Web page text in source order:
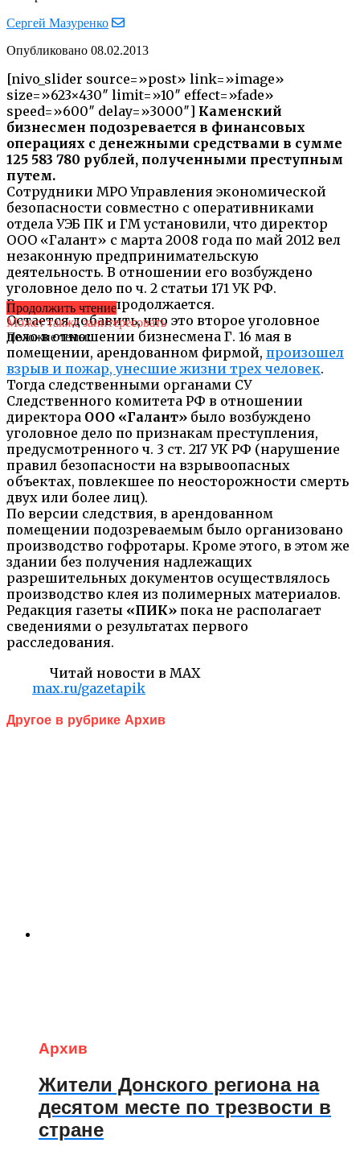
Сергей Мазуренко
Опубликовано 08.02.2013
[nivo_slider source=»post» link=»image»
size=»623×430″ limit=»10″ effect=»fade»
speed=»600″ delay=»3000″] Каменский
бизнесмен подозревается в финансовых
операциях с денежными средствами в сумме
125 583 780 рублей, полученными преступным
путем.
Сотрудники МРО Управления экономической
безопасности совместно с оперативниками
отдела УЭБ ПК и ГМ установили, что директор
ООО «Галант» с марта 2008 года по май 2012 вел
незаконную предпринимательскую
деятельность. В отношении его возбуждено
уголовное дело по ч. 2 статьи 171 УК РФ.
Расследование продолжается.
Остается добавить, что это второе уголовное
дело в отношении бизнесмена Г. 16 мая в
помещении, арендованном фирмой, произошел
взрыв и пожар, унесшие жизни трех человек.
Тогда следственными органами СУ
Следственного комитета РФ в отношении
директора ООО «Галант» было возбуждено
уголовное дело по признакам преступления,
предусмотренного ч. 3 ст. 217 УК РФ (нарушение
правил безопасности на взрывоопасных
объектах, повлекшее по неосторожности смерть
двух или более лиц).
По версии следствия, в арендованном
помещении подозреваемым было организовано
производство гофротары. Кроме этого, в этом же
здании без получения надлежащих
разрешительных документов осуществлялось
производство клея из полимерных материалов.
Редакция газеты «ПИК» пока не располагает
сведениями о результатах первого
расследования.
Читай новости в MAX
max.ru/gazetapik
Продолжить чтение
Может также заинтересовать
Похожие темы:
Другое в рубрике Архив
Архив
Жители Донского региона на
десятом месте по трезвости в
стране